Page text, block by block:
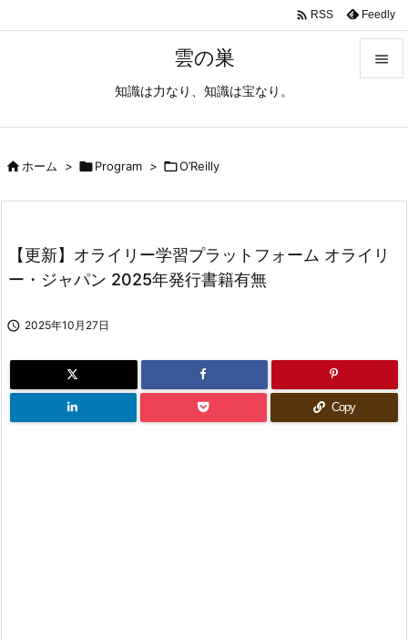
雲の巣
知識は力なり、知識は宝なり。

次へ
 RSS Feedly
ホーム > Program > O’Reilly
【更新】オライリー学習プラットフォーム オライリ
ー・ジャパン 2025年発行書籍有無
 2025年10月27日
Copy